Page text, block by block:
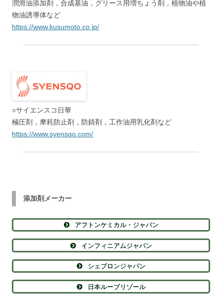
潤滑油添加剤，合成基油，グリース用増ちょう剤，植物油や植
物油誘導体など
https://www.kusumoto.co.jp/
○サイエンスコ日華
極圧剤，摩耗防止剤，防錆剤，工作油用乳化剤など
https://www.syensqo.com/
添加剤メーカー
アフトンケミカル・ジャパン
インフィニアムジャパン
シェブロンジャパン
日本ルーブリゾール